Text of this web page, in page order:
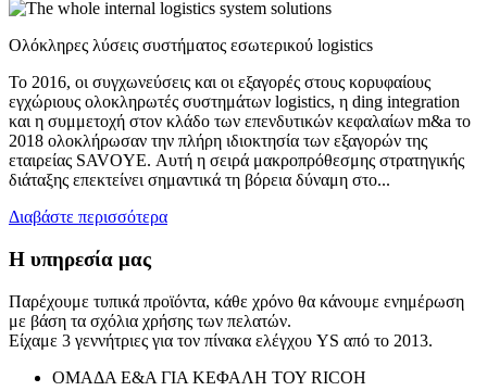
Ολόκληρες λύσεις συστήματος εσωτερικού logistics
Το 2016, οι συγχωνεύσεις και οι εξαγορές στους κορυφαίους
εγχώριους ολοκληρωτές συστημάτων logistics, η ding integration
και η συμμετοχή στον κλάδο των επενδυτικών κεφαλαίων m&a το
2018 ολοκλήρωσαν την πλήρη ιδιοκτησία των εξαγορών της
εταιρείας SAVOYE. Αυτή η σειρά μακροπρόθεσμης στρατηγικής
διάταξης επεκτείνει σημαντικά τη βόρεια δύναμη στο...
Διαβάστε περισσότερα
Η υπηρεσία μας
Παρέχουμε τυπικά προϊόντα, κάθε χρόνο θα κάνουμε ενημέρωση
με βάση τα σχόλια χρήσης των πελατών.
Είχαμε 3 γεννήτριες για τον πίνακα ελέγχου YS από το 2013.
ΟΜΑΔΑ Ε&Α ΓΙΑ ΚΕΦΑΛΗ ΤΟΥ RICOH